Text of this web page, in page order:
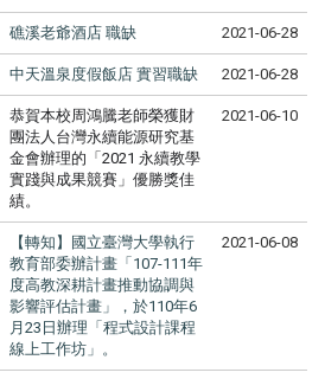
礁溪老爺酒店 職缺 2021-06-28
中天溫泉度假飯店 實習職缺 2021-06-28
恭賀本校周鴻騰老師榮獲財
團法人台灣永續能源研究基
金會辦理的「2021 永續教學
實踐與成果競賽」優勝獎佳
績。
2021-06-10
【轉知】國立臺灣大學執行
教育部委辦計畫「 107-111年
度高教深耕計畫推動協調與
影響評估計畫」，於110年6
月 23 日辦理「程式設計課程
線上工作坊」。
2021-06-08